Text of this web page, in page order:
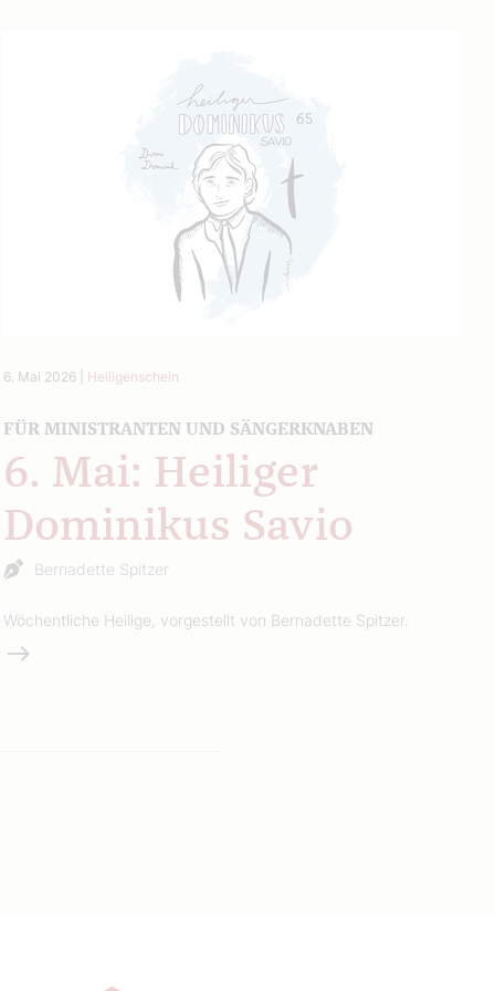
6. Mai 2026| Heiligenschein
FÜR MINISTRANTEN UND SÄNGERKNABEN
6. Mai: Heiliger
Dominikus Savio
Bernadette Spitzer
Wöchentliche Heilige, vorgestellt von Bernadette Spitzer.
Weiterlesen